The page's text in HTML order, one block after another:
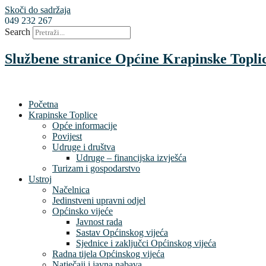
Skoči do sadržaja
049 232 267
Search
Službene stranice Općine Krapinske
Početna
Krapinske Toplice
Opće informacije
Povijest
Udruge i društva
Udruge – financijska izvješća
Turizam i gospodarstvo
Ustroj
Načelnica
Jedinstveni upravni odjel
Općinsko vijeće
Javnost rada
Sastav Općinskog vijeća
Sjednice i zaključci Općinskog vijeća
Radna tijela Općinskog vijeća